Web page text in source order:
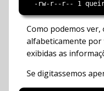
Como podemos
alfabeticamente por
exibidas as
Se digitassemos